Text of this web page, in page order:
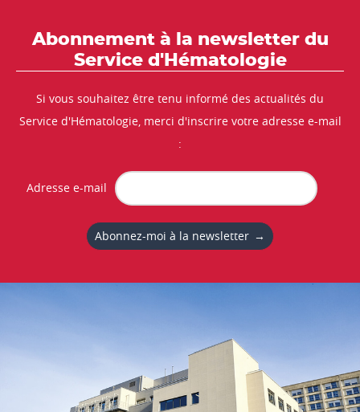
Abonnement à la newsletter du
Service d'Hématologie
Si vous souhaitez être tenu informé des actualités du
Service d'Hématologie, merci d'inscrire votre adresse e-mail
:
Adresse e-mail
Abonnez-moi à la newsletter